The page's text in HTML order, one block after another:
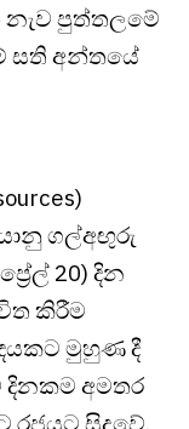
නැව පුත්තලමේ
සති අන්තයේ
ගල්අඟුරු
20) දින
කිරීම
මුහුණ දී
දිනකම අමතර
රජයට සිදුවේ.